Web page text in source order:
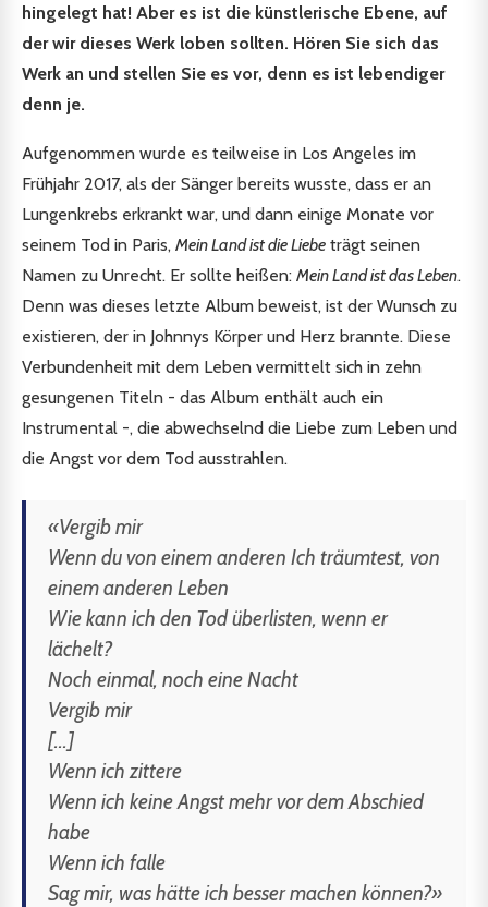
hingelegt hat! Aber es ist die künstlerische Ebene, auf
der wir dieses Werk loben sollten. Hören Sie sich das
Werk an und stellen Sie es vor, denn es ist lebendiger
denn je.
Aufgenommen wurde es teilweise in Los Angeles im
Frühjahr 2017, als der Sänger bereits wusste, dass er an
Lungenkrebs erkrankt war, und dann einige Monate vor
seinem Tod in Paris, Mein Land ist die Liebe trägt seinen
Namen zu Unrecht. Er sollte heißen: Mein Land ist das Leben.
Denn was dieses letzte Album beweist, ist der Wunsch zu
existieren, der in Johnnys Körper und Herz brannte. Diese
Verbundenheit mit dem Leben vermittelt sich in zehn
gesungenen Titeln - das Album enthält auch ein
Instrumental -, die abwechselnd die Liebe zum Leben und
die Angst vor dem Tod ausstrahlen.
«Vergib mir
Wenn du von einem anderen Ich träumtest, von
einem anderen Leben
Wie kann ich den Tod überlisten, wenn er
lächelt?
Noch einmal, noch eine Nacht
Vergib mir
[...]
Wenn ich zittere
Wenn ich keine Angst mehr vor dem Abschied
habe
Wenn ich falle
Sag mir, was hätte ich besser machen können?»